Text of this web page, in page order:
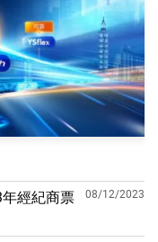
經紀商票
08/12/2023